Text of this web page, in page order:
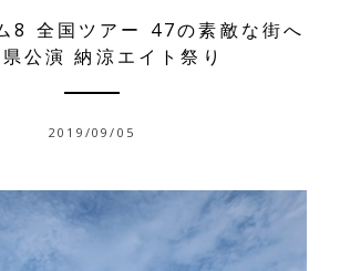
8 全国ツアー 47の素敵な街へ
公演 納涼エイト祭り
2019/09/05